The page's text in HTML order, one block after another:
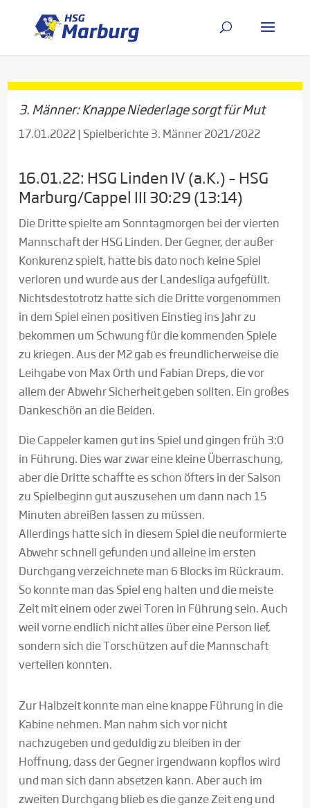
3. Männer: Knappe Niederlage sorgt für Mut
17.01.2022| Spielberichte 3. Männer 2021/2022
16.01.22: HSG Linden IV (a.K.) – HSG
Marburg/Cappel III 30:29 (13:14)
Die Dritte spielte am Sonntagmorgen bei der vierten
Mannschaft der HSG Linden. Der Gegner, der außer
Konkurenz spielt, hatte bis dato noch keine Spiel
verloren und wurde aus der Landesliga aufgefüllt.
Nichtsdestotrotz hatte sich die Dritte vorgenommen
in dem Spiel einen positiven Einstieg ins Jahr zu
bekommen um Schwung für die kommenden Spiele
zu kriegen. Aus der M2 gab es freundlicherweise die
Leihgabe von Max Orth und Fabian Dreps, die vor
allem der Abwehr Sicherheit geben sollten. Ein großes
Dankeschön an die Beiden.
Die Cappeler kamen gut ins Spiel und gingen früh 3:0
in Führung. Dies war zwar eine kleine Überraschung,
aber die Dritte schaffte es schon öfters in der Saison
zu Spielbeginn gut auszusehen um dann nach 15
Minuten abreißen lassen zu müssen.
Allerdings hatte sich in diesem Spiel die neuformierte
Abwehr schnell gefunden und alleine im ersten
Durchgang verzeichnete man 6 Blocks im Rückraum.
So konnte man das Spiel eng halten und die meiste
Zeit mit einem oder zwei Toren in Führung sein. Auch
weil vorne endlich nicht alles über eine Person lief,
sondern sich die Torschützen auf die Mannschaft
verteilen konnten.
Zur Halbzeit konnte man eine knappe Führung in die
Kabine nehmen. Man nahm sich vor nicht
nachzugeben und geduldig zu bleiben in der
Hoffnung, dass der Gegner irgendwann kopflos wird
und man sich dann absetzen kann. Aber auch im
zweiten Durchgang blieb es die ganze Zeit eng und